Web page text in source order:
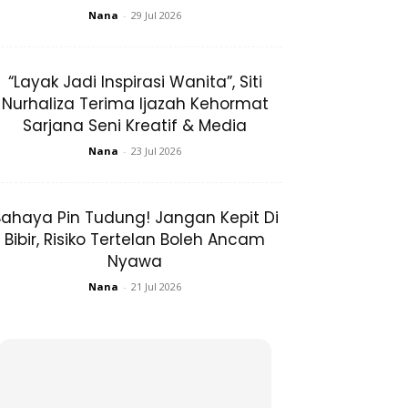
Nana - 29 Jul 2026
“Layak Jadi Inspirasi Wanita”, Siti
Nurhaliza Terima Ijazah Kehormat
Sarjana Seni Kreatif & Media
Nana - 23 Jul 2026
Pin Tudung! Jangan Kepit Di
Bibir, Risiko Tertelan Boleh Ancam
Nyawa
Nana - 21 Jul 2026